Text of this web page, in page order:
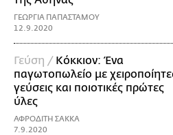
ΓΕΩΡΓΙΑ ΠΑΠΑΣΤΑΜΟΥ
12.9.2020
Γεύση / Κόκκιον: Ένα
παγωτοπωλείο με
γεύσεις και ποιοτικές πρώτες
ύλες
ΑΦΡΟΔΙΤΗ ΣΑΚΚΑ
7.9.2020